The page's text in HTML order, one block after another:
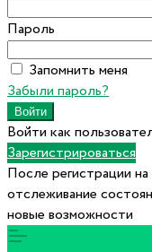
Пароль
Запомнить меня
Забыли пароль?
Войти как
Зарегистрироваться
После регистрации
отслеживание
новые возможности